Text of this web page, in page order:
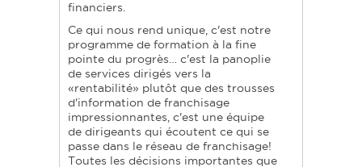
financiers.
Ce qui nous rend unique, c'est notre
programme de formation à la fine
pointe du progrès… c'est la panoplie
de services dirigés vers la
«rentabilité» plutôt que des trousses
d'information de franchisage
impressionnantes, c'est une équipe
de dirigeants qui écoutent ce qui se
passe dans le réseau de franchisage!
Toutes les décisions importantes que